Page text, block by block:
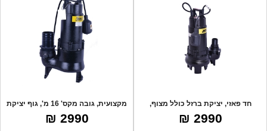
חד פאזי, יציקת ברזל כולל מצוף,
משאבה מקצ
2990 ₪
מקצועית, גובה מקס' 16 מ', גוף יציקת
ברזל
2990 ₪